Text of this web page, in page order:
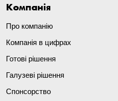
Компанія
Про компанію
Компанія в цифрах
Готові рішення
Галузеві рішення
Спонсорство